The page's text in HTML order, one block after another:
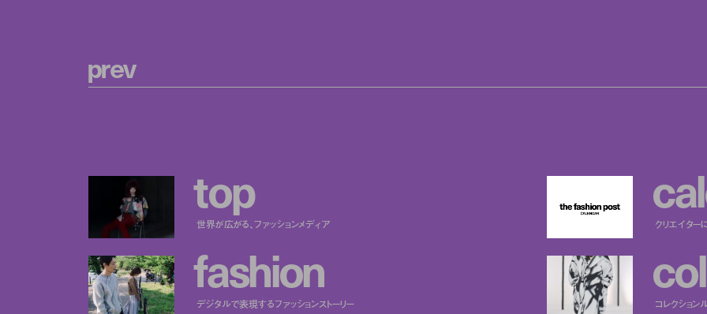
prev
top
世界が広がる、ファッションメディア
fashion
デジタルで表現するファッションストーリー
cal
クリエイター
col
コレクション